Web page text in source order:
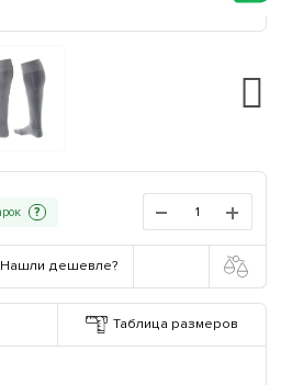
?
Нашли дешевле?
Таблица размеров